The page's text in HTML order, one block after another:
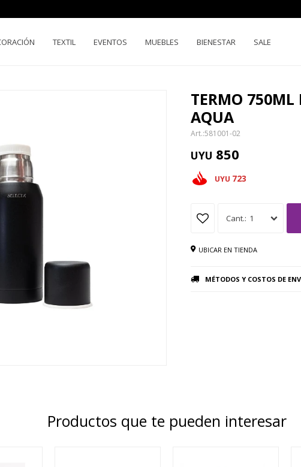
TEXTIL EVENTOS MUEBLES BIENESTAR SALE
TERMO 750ML
AQUA
581001-02
UYU 850
UYU 723
1
UBICAR EN TIENDA
MÉTODOS Y COSTOS DE
Productos que te pueden interesar